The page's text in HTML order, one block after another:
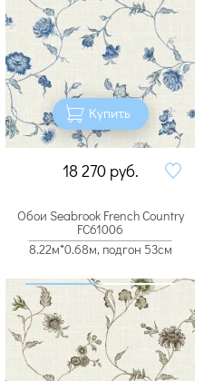
Купить
18 270 руб.
Обои Seabrook French Country
FC61006
8.22м*0.68м, подгон 53см